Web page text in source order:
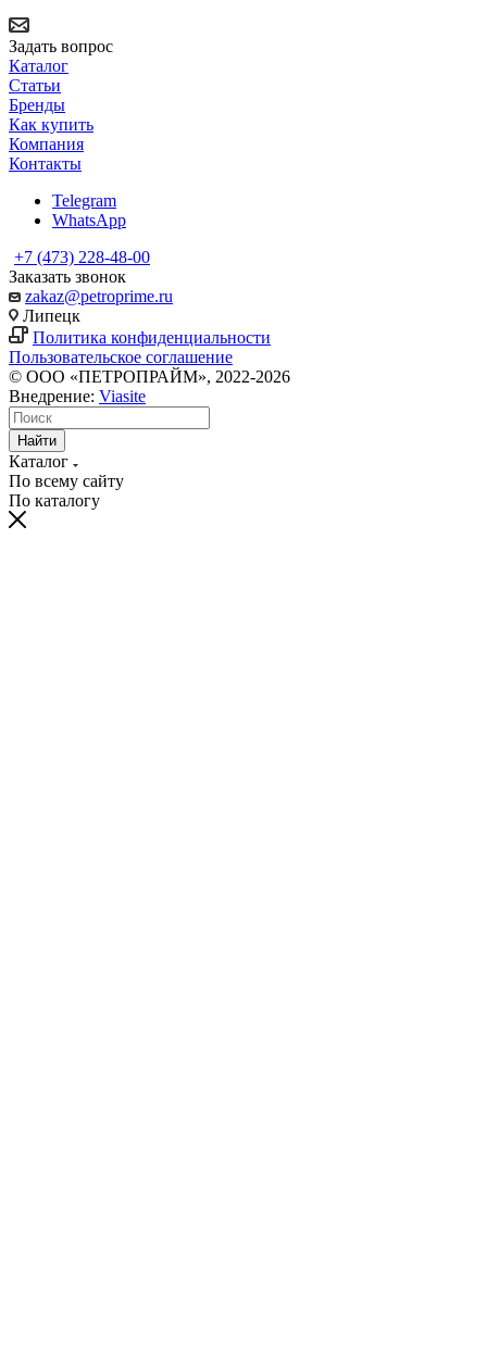
Задать вопрос
Каталог
Статьи
Бренды
Как купить
Компания
Контакты
Telegram
WhatsApp
+7 (473) 228-48-00
Заказать звонок
zakaz@petroprime.ru
Липецк
Политика конфиденциальности
Пользовательское соглашение
© ООО «ПЕТРОПРАЙМ», 2022-2026
Внедрение: Viasite
Найти
Каталог
По всему сайту
По каталогу